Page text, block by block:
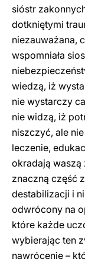
sióstr
dotkniętymi
niezauważana,
wspomniała
wiedzą, iż
nie wystarczy
nie widzą, iż
niszczyć, ale
leczenie,
okradają waszą
znaczną część
destabilizacji i
odwrócony na
które każde
wybierając ten
nawrócenie –